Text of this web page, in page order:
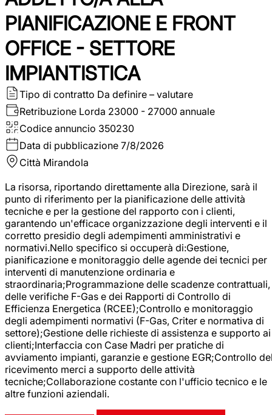
PIANIFICAZIONE E FRONT
OFFICE - SETTORE
IMPIANTISTICA
Tipo di contratto Da definire – valutare
Retribuzione Lorda 23000 - 27000 annuale
Codice annuncio 350230
Data di pubblicazione 7/8/2026
Città Mirandola
La risorsa, riportando direttamente alla Direzione, sarà il
punto di riferimento per la pianificazione delle attività
tecniche e per la gestione del rapporto con i clienti,
garantendo un'efficace organizzazione degli interventi e il
corretto presidio degli adempimenti amministrativi e
normativi.Nello specifico si occuperà di:Gestione,
pianificazione e monitoraggio delle agende dei tecnici per
interventi di manutenzione ordinaria e
straordinaria;Programmazione delle scadenze contrattuali,
delle verifiche F-Gas e dei Rapporti di Controllo di
Efficienza Energetica (RCEE);Controllo e monitoraggio
degli adempimenti normativi (F-Gas, Criter e normativa di
settore);Gestione delle richieste di assistenza e supporto ai
clienti;Interfaccia con Case Madri per pratiche di
avviamento impianti, garanzie e gestione EGR;Controllo
ricevimento merci a supporto delle attività
tecniche;Collaborazione costante con l'ufficio tecnico e le
altre funzioni aziendali.